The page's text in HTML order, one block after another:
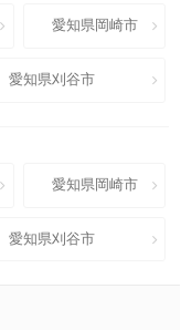
愛知県岡崎市
愛知県刈谷市
愛知県岡崎市
愛知県刈谷市